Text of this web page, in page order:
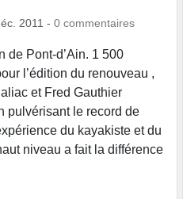
2011 - 0 commentaires
de Pont-d’Ain. 1 500
l’édition du renouveau ,
et Fred Gauthier
pulvérisant le record de
du kayakiste et du
niveau a fait la différence